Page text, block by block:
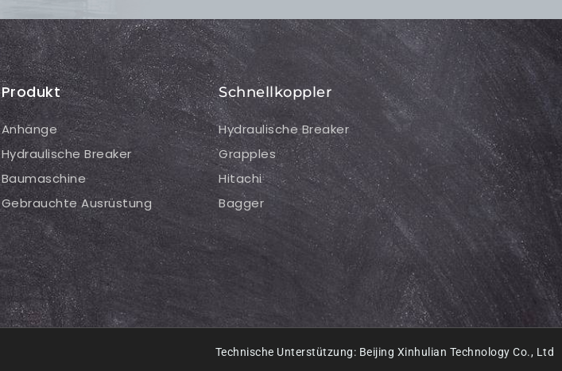
Produkt
Anhänge
Hydraulische Breaker
Baumaschine
Gebrauchte Ausrüstung
Schnellkoppler
Hydraulische Breaker
Grapples
Hitachi
Bagger
Technische Unterstützung: Beijing Xinhulian Technology Co., Ltd